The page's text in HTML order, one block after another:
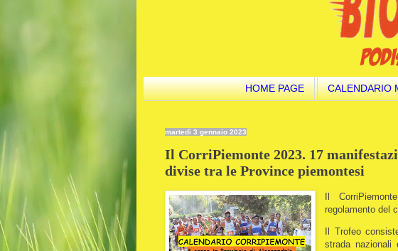
HOME PAGE CALENDARIO
martedì 3 gennaio 2023
Il CorriPiemonte 2023. 17
divise tra le Province piemontesi
Il
regolamento del
Il Trofeo
strada nazionali